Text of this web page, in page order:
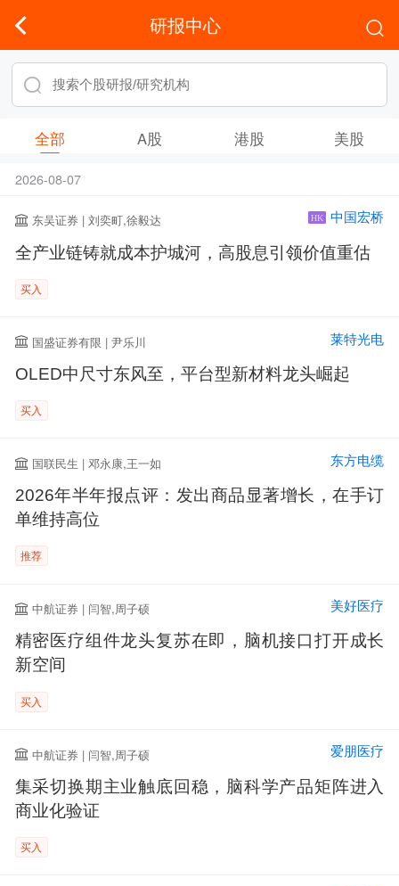
研报中心
全部 A股 港股 美股
2026-08-07
东吴证券 | 刘奕町,徐毅达 HK 中国宏桥
全产业链铸就成本护城河，高股息引领价值重估
买入
国盛证券有限 | 尹乐川 莱特光电
OLED中尺寸东风至，平台型新材料龙头崛起
买入
国联民生 | 邓永康,王一如 东方电缆
2026年半年报点评：发出商品显著增长，在手订
单维持高位
推荐
中航证券 | 闫智,周子硕 美好医疗
精密医疗组件龙头复苏在即，脑机接口打开成长
新空间
买入
中航证券 | 闫智,周子硕 爱朋医疗
集采切换期主业触底回稳，脑科学产品矩阵进入
商业化验证
买入